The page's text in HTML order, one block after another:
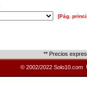
[Pág.
** Precios
© 2002/2022 Solo10.com